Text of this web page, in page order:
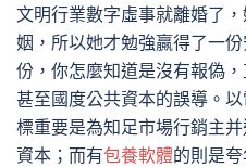
文明行業數字虛事就離婚了
姻，所以她才勉強贏得了一
份，你怎麼知道是沒有報偽
甚至國度公共資本的誤導。
標重要是為知足市場行銷主
資本；而有包養軟體的則是